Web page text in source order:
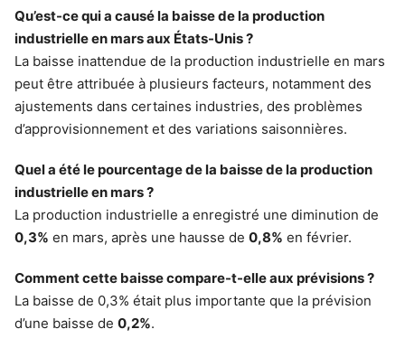
Qu’est-ce qui a causé la baisse de la production
industrielle en mars aux États-Unis ?
La baisse inattendue de la production industrielle en mars
peut être attribuée à plusieurs facteurs, notamment des
ajustements dans certaines industries, des problèmes
d’approvisionnement et des variations saisonnières.
Quel a été le pourcentage de la baisse de la production
industrielle en mars ?
La production industrielle a enregistré une diminution de
0,3% en mars, après une hausse de 0,8% en février.
Comment cette baisse compare-t-elle aux prévisions ?
La baisse de 0,3% était plus importante que la prévision
d’une baisse de 0,2%.